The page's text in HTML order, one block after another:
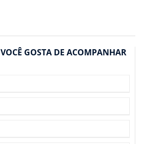
GOSTA DE ACOMPANHAR